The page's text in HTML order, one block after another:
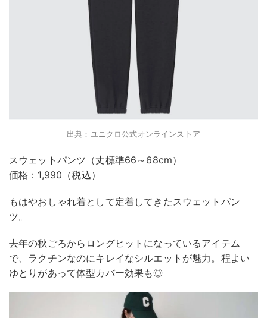
出典：ユニクロ公式オンラインストア
スウェットパンツ（丈標準66～68cm）
価格：1,990（税込）
もはやおしゃれ着として定着してきたスウェットパン
ツ。
去年の秋ごろからロングヒットになっているアイテム
で、ラクチンなのにキレイなシルエットが魅力。程よい
ゆとりがあって体型カバー効果も◎